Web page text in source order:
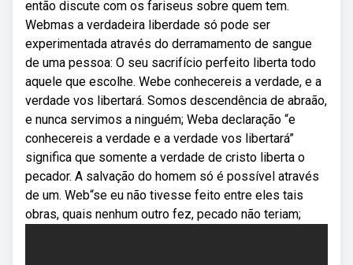
então discute com os fariseus sobre quem tem.
Webmas a verdadeira liberdade só pode ser
experimentada através do derramamento de sangue
de uma pessoa: O seu sacrifício perfeito liberta todo
aquele que escolhe. Webe conhecereis a verdade, e a
verdade vos libertará. Somos descendência de abraão,
e nunca servimos a ninguém; Weba declaração “e
conhecereis a verdade e a verdade vos libertará”
significa que somente a verdade de cristo liberta o
pecador. A salvação do homem só é possível através
de um. Web“se eu não tivesse feito entre eles tais
obras, quais nenhum outro fez, pecado não teriam;